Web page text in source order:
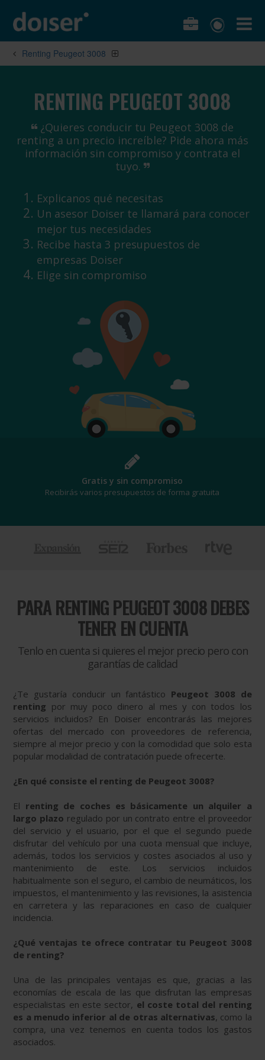
Renting Peugeot 3008
RENTING PEUGEOT 3008
¿Quieres conducir tu Peugeot 3008 de
renting a un precio increíble? Pide ahora más
información sin compromiso y contrata el
tuyo.
Explicanos qué necesitas
Un asesor Doiser te llamará para conocer
mejor tus necesidades
Recibe hasta 3 presupuestos de
empresas Doiser
Elige sin compromiso
Gratis y sin compromiso
Recibirás varios presupuestos de forma gratuita
PARARENTING PEUGEOT 3008 DEBES
TENER EN CUENTA
Tenlo en cuenta si quieres el mejor precio pero con
garantías de calidad
¿Te gustaría conducir un fantástico Peugeot 3008 de
renting por muy poco dinero al mes y con todos los
servicios incluidos? En Doiser encontrarás las mejores
ofertas del mercado con proveedores de referencia,
siempre al mejor precio y con la comodidad que solo esta
popular modalidad de contratación puede ofrecerte.
¿En qué consiste el renting de Peugeot 3008?
El renting de coches es básicamente un alquiler a
largo plazo regulado por un contrato entre el proveedor
del servicio y el usuario, por el que el segundo puede
disfrutar del vehículo por una cuota mensual que incluye,
además, todos los servicios y costes asociados al uso y
mantenimiento de este. Los servicios incluidos
habitualmente son el seguro, el cambio de neumáticos, los
impuestos, el mantenimiento y las revisiones, la asistencia
en carretera y las reparaciones en caso de cualquier
incidencia.
¿Qué ventajas te ofrece contratar tu Peugeot 3008
de renting?
Una de las principales ventajas es que, gracias a las
economías de escala de las que disfrutan las empresas
especialistas en este sector, el coste total del renting
es a menudo inferior al de otras alternativas, como la
compra, una vez tenemos en cuenta todos los gastos
asociados.